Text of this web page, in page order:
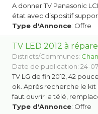
A donner TV Panasonic
état avec dispositif
Type d'Annonce: Offre
TV LED 2012 à
Districts/Communes:
Date de publication: 24-
TV LG de fin 2012, 42
ok. Après recherche le kit
faut ouvrir la télé,
Type d'Annonce: Offre